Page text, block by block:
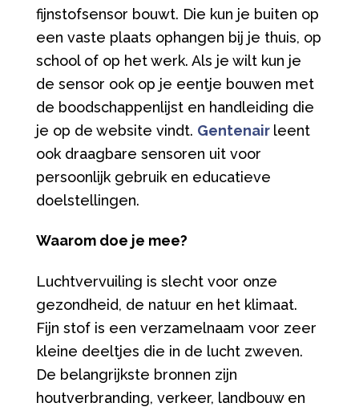
fijnstofsensor bouwt. Die kun je buiten op
een vaste plaats ophangen bij je thuis, op
school of op het werk. Als je wilt kun je
de sensor ook op je eentje bouwen met
de boodschappenlijst en handleiding die
je op de website vindt. Gentenair leent
ook draagbare sensoren uit voor
persoonlijk gebruik en educatieve
doelstellingen.
Waarom doe je mee?
Luchtvervuiling is slecht voor onze
gezondheid, de natuur en het klimaat.
Fijn stof is een verzamelnaam voor zeer
kleine deeltjes die in de lucht zweven.
De belangrijkste bronnen zijn
houtverbranding, verkeer, landbouw en